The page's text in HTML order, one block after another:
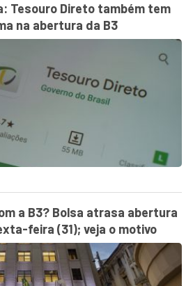
Tesouro Direto também tem
na abertura da B3
a B3? Bolsa atrasa abertura
feira (31); veja o motivo